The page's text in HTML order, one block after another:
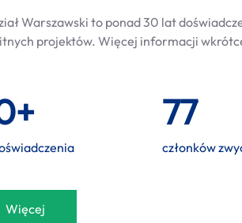
Warszawski to ponad 30 lat
projektów. Więcej informacji
77
członków
Więcej